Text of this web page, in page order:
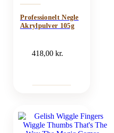
Professionelt Negle
Akrylpulver 105g
418,00kr.